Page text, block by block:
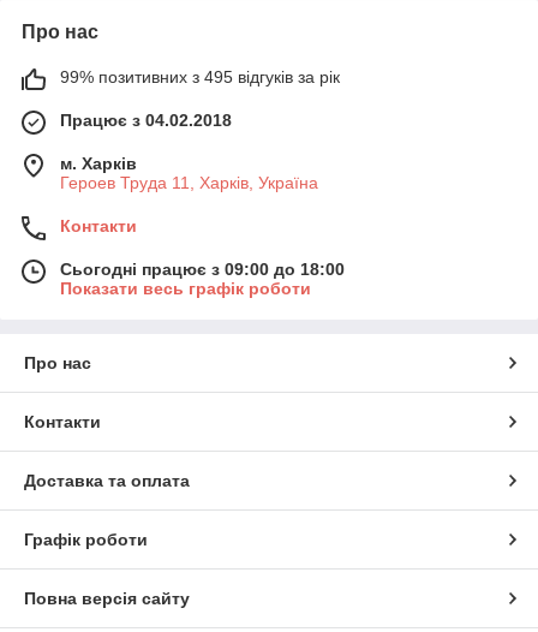
Про нас
99% позитивних з 495 відгуків за рік
Працює з 04.02.2018
м. Харків
Героев Труда 11, Харків, Україна
Контакти
Сьогодні працює з 09:00 до 18:00
Показати весь графік роботи
Про нас
Контакти
Доставка та оплата
Графік роботи
Повна версія сайту